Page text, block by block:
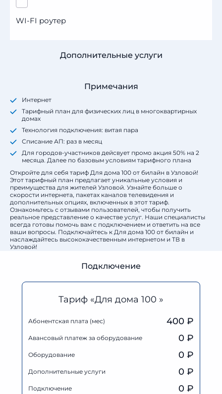
WI-FI роутер
Дополнительные услуги
Примечания
Интернет
Тарифный план для физических лиц в многоквартирных
домах
Технология подключения: витая пара
Списание АП: раз в месяц
Для городов-участников дейсвует промо акция 50% на 2
месяца. Далее по базовым условиям тарифного плана
Откройте для себя тариф Для дома 100 от билайн в Узловой!
Этот тарифный план предлагает уникальные условия и
преимущества для жителей Узловой. Узнайте больше о
скорости интернета, пакетах каналов телевидения и
дополнительных опциях, включенных в этот тариф.
Ознакомьтесь с отзывами пользователей, чтобы получить
реальное представление о качестве услуг. Наши специалисты
всегда готовы помочь вам с подключением и ответить на все
ваши вопросы. Подключайтесь к Для дома 100 от билайн и
наслаждайтесь высококачественным интернетом и ТВ в
Узловой!
Подключение
Тариф «Для дома 100 »
Абонентская плата (мес) 400 ₽
Авансовый платеж за оборудование 0 ₽
Оборудование 0 ₽
Дополнительные услуги 0 ₽
Подключение 0 ₽